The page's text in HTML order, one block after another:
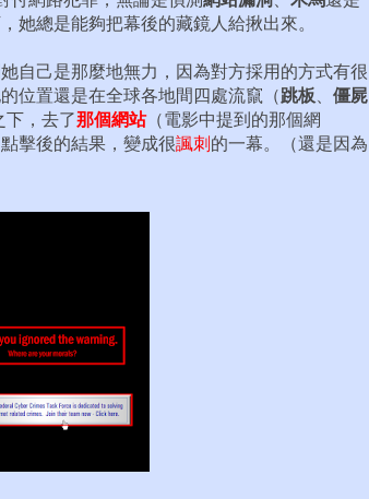
她總是能夠把幕後的藏鏡人給揪出來。
自己是那麼地無力，因為對方採用的方式有很
位置還是在全球各地間四處流竄（跳板
僵屍
下，去了那個網站（電影中提到的那個網
擊後的結果，變成很諷刺的一幕。（還是因為